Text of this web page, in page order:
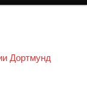
Дортмунд